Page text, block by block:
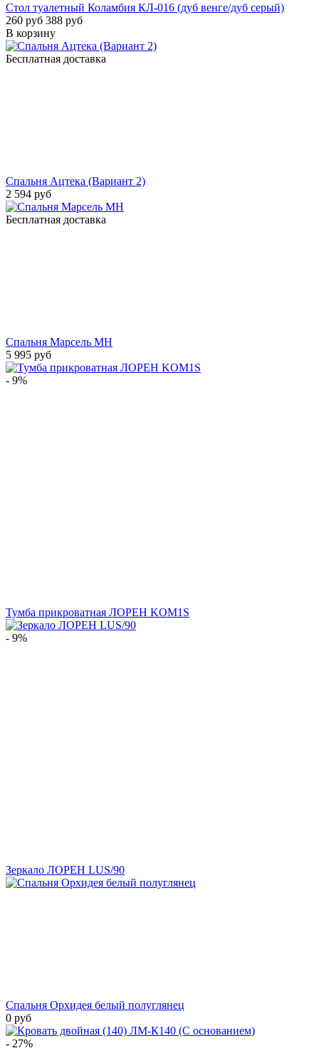
Стол туалетный Коламбия КЛ-016 (дуб венге/дуб серый)
260 руб 388 руб
В корзину
Бесплатная доставка
Спальня Ацтека (Вариант 2)
2 594 руб
Бесплатная доставка
Спальня Марсель МН
5 995 руб
- 9%
Тумба прикроватная ЛОРЕН KOM1S
- 9%
Зеркало ЛОРЕН LUS/90
Спальня Орхидея белый полуглянец
0 руб
- 27%